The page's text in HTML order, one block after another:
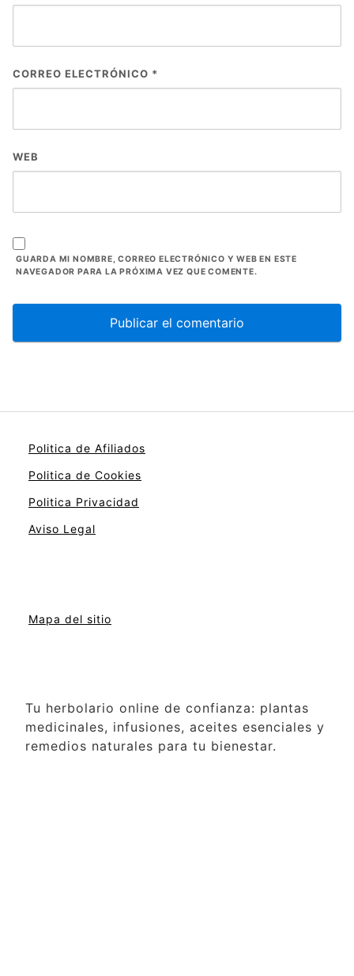
CORREO ELECTRÓNICO *
WEB
GUARDA MI NOMBRE, CORREO ELECTRÓNICO Y WEB EN ESTE
NAVEGADOR PARA LA PRÓXIMA VEZ QUE COMENTE.
Politica de Afiliados
Politica de Cookies
Politica Privacidad
Aviso Legal
Mapa del sitio
Tu herbolario online de confianza: plantas
medicinales, infusiones, aceites esenciales y
remedios naturales para tu bienestar.